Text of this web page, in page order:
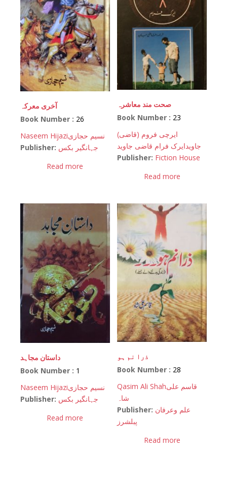
آخری معرکہ
Book Number : 26
Naseem Hijaziنسیم حجازی
Publisher: جہانگیر بکس
Read more
صحت مند معاشرہ
Book Number : 23
(ایرچی فروم (قاضی
جاویدایرک فرام قاضی جاوید
Publisher: Fiction House
Read more
داستان مجاہد
Book Number : 1
Naseem Hijaziنسیم حجازی
Publisher: جہانگیر بکس
Read more
ذرا نم ہو
Book Number : 28
Qasim Ali Shahقاسم علی
شاہ
Publisher: علم وعرفان
پبلشرز
Read more